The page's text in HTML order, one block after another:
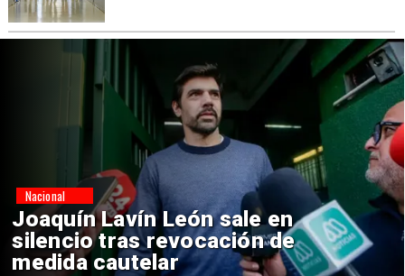
Chile y Venezuela formalizan
reinicio de relaciones
consulares
Nacional